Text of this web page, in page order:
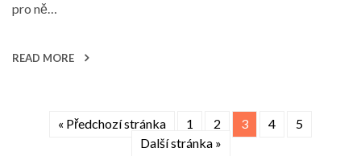
pro ně…
READ MORE
« Předchozí stránka 1 2 3 4
5
Další stránka »